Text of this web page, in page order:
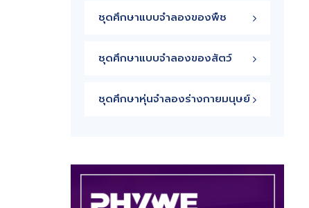
ชุดศึกษาแบบจำลองของพืช
ชุดศึกษาแบบจำลองของสัตว์
ชุดศึกษาหุ่นจำลองร่างกายมนุษย์